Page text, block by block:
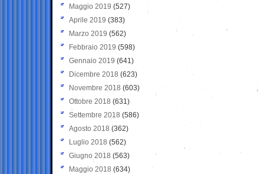
Maggio 2019 (527)
Aprile 2019 (383)
Marzo 2019 (562)
Febbraio 2019 (598)
Gennaio 2019 (641)
Dicembre 2018 (623)
Novembre 2018 (603)
Ottobre 2018 (631)
Settembre 2018 (586)
Agosto 2018 (362)
Luglio 2018 (562)
Giugno 2018 (563)
Maggio 2018 (634)